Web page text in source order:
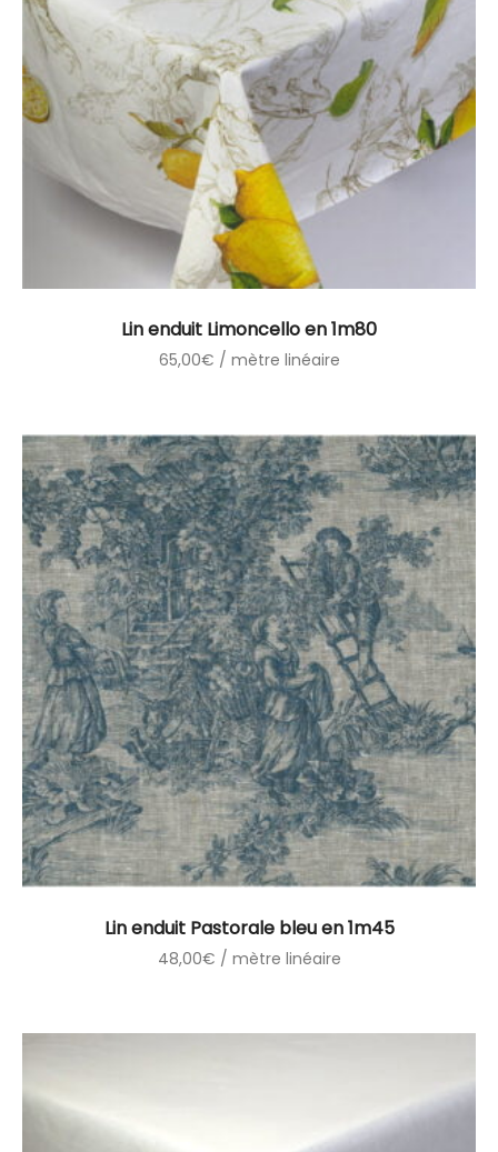
Lin enduit Limoncello en 1m80
65,00€ / mètre linéaire
Lin enduit Pastorale bleu en 1m45
48,00€ / mètre linéaire